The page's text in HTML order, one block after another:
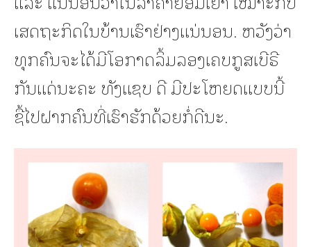
ເສດຖະກິດໃນບ້ານເຮົາຢ່າງແນ່ນອນ. ຫວັງວ່າ
ທຸກຄົນຈະໄດ້ມີໂອກາດລິ້ມລອງເຄບກູສເບີຣີ
ກັນແດ່ນະຄະ ທັງແຊບ ດີ ມີປະໂຫຍດແບບນີ້
ຊື້ໄປຝາກຄົນທີ່ເຮົາຮັກດ້ວຍກໍ່ດີນະ.